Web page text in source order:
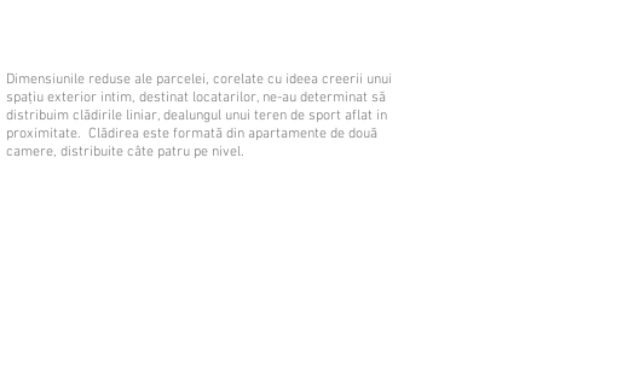
Dimensiunile reduse ale parcelei, corelate cu ideea creerii unui
spațiu exterior intim, destinat locatarilor, ne-au determinat să
distribuim clădirile liniar, dealungul unui teren de sport aflat in
proximitate. Clădirea este formată din apartamente de două
camere, distribuite câte patru pe nivel.